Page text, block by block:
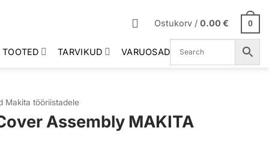
Ostukorv /0.00€ 0
TARVIKUD VARUOSAD
Makita tööriistadele
Assembly MAKITA